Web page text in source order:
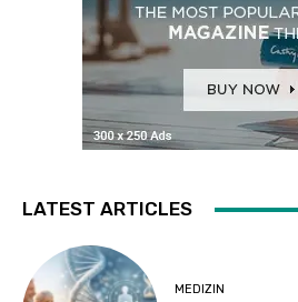
LATEST ARTICLES
MEDIZIN